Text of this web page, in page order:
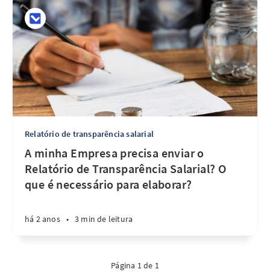
Relatório de transparência salarial
A minha Empresa precisa enviar o
Relatório de Transparência Salarial? O
que é necessário para elaborar?
há 2 anos • 3 min de leitura
Página 1 de 1